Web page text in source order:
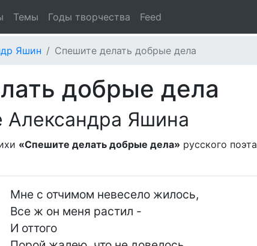
Темы Годы творчества Feed
Яшин Спешите делать добрые дела
добрые дела
Александра Яшина
«Спешите делать добрые дела» русского поэта
Мне с отчимом невесело жилось,
Все ж он меня растил -
И оттого